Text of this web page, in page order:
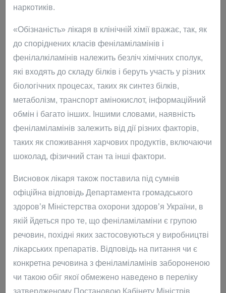
Позовні заяви, заяви, заперечення, скарги
про присудження, заяви, заперечення, адміністративні
скарги, скарги до органів прокуратури, апеляційні
скарги, касаційні скарги, наглядові скарги, арбітражні
скарги, конституційні скарги, скарги до Європейського
суду з прав людини.
Міністерства, державні та національні служби
Представимо інтереси в Міністерстві внутрішніх справ
України (МВС), Державній казначейській службі України
(Казначейство), Державній міграційній службі України
(Держмитслужба), Державній податковій службі України
(ДПС), Державній фіскальній службі України (ДФС) ,
адміністрації Держприкордонслужби, національної
поліції України.
―
Гарантуємо професіоналізм, комплексність та глибину
опрацювання завдань, ввічливе та доступне
наркотиків.
«Обізнаність» лікаря в клінічній хімії вражає, так, як
до споріднених класів феніламіламінів і
фенілалкіламінів належить безліч хімічних сполук,
які входять до складу білків і беруть участь у різних
біологічних процесах, таких як синтез білків,
метаболізм, транспорт амінокислот, інформаційний
обмін і багато інших. Іншими словами, наявність
феніламіламінів залежить від дії різних факторів,
таких як споживання харчових продуктів, включаючи
шоколад, фізичний стан та інші фактори.
Висновок лікаря також поставила під сумнів
офіційна відповідь Департамента громадського
здоров’я Міністерства охорони здоров’я України, в
якій йдеться про те, що феніламіламіни є групою
речовин, похідні яких застосовуються у виробництві
лікарських препаратів. Відповідь на питання чи є
конкретна речовина з феніламіламінів забороненою
чи такою обіг якої обмежено наведено в переліку
затвердженому Постановою Кабінету Міністрів